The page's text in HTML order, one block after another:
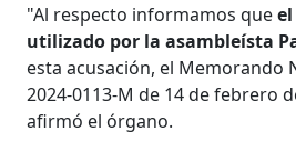
"Al respecto informamos que
utilizado por la asambleísta
esta acusación, el Memorando
2024-0113-M de 14 de febrero
afirmó el órgano.